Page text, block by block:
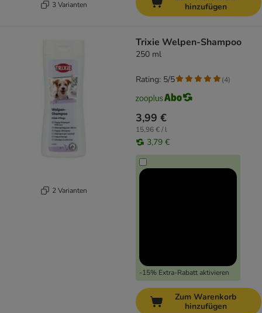
3 Varianten
hinzufügen
2 Varianten
Trixie Welpen-Shampoo
250 ml
3,99 €
15,96 € / l
3,79 €
-15% Extra-Rabatt aktivieren
Rating: 5/5 (4)
Zum Warenkorb
hinzufügen